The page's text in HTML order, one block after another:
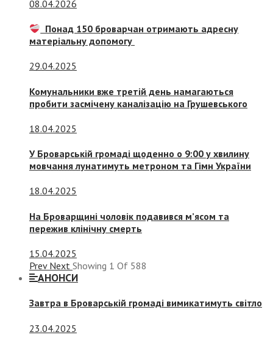
08.04.2026
Понад 150 броварчан отримають адресну
матеріальну допомогу
29.04.2025
Комунальники вже третій день намагаються
пробити засмічену каналізацію на Грушевського
18.04.2025
У Броварській громаді щоденно о 9:00 у хвилину
мовчання лунатимуть метроном та Гімн України
18.04.2025
На Броварщині чоловік подавився м’ясом та
пережив клінічну смерть
15.04.2025
Prev Next Showing 1 Of 588
АНОНСИ
Завтра в Броварській громаді вимикатимуть світло
23.04.2025